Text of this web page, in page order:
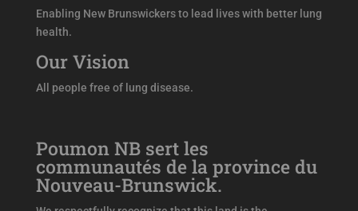
Enabling New Brunswickers to lead lives with better lung
health.
Our Vision
All people free of lung disease.
Poumon NB sert les
communautés de la province du
Nouveau-Brunswick.